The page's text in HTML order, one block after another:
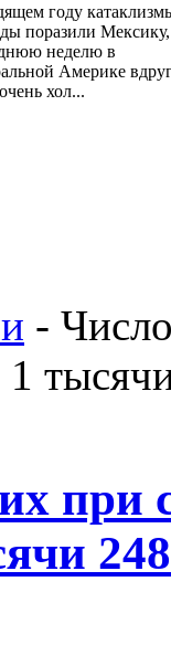
году
поразили Мексику,
неделю в
Америке
хол...
-
при